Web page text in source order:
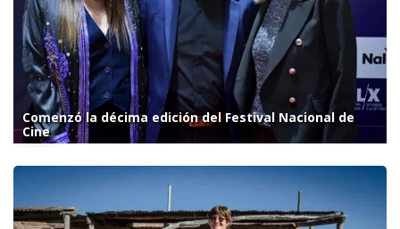
Comenzó la décima edición del Festival Nacional de
Cine